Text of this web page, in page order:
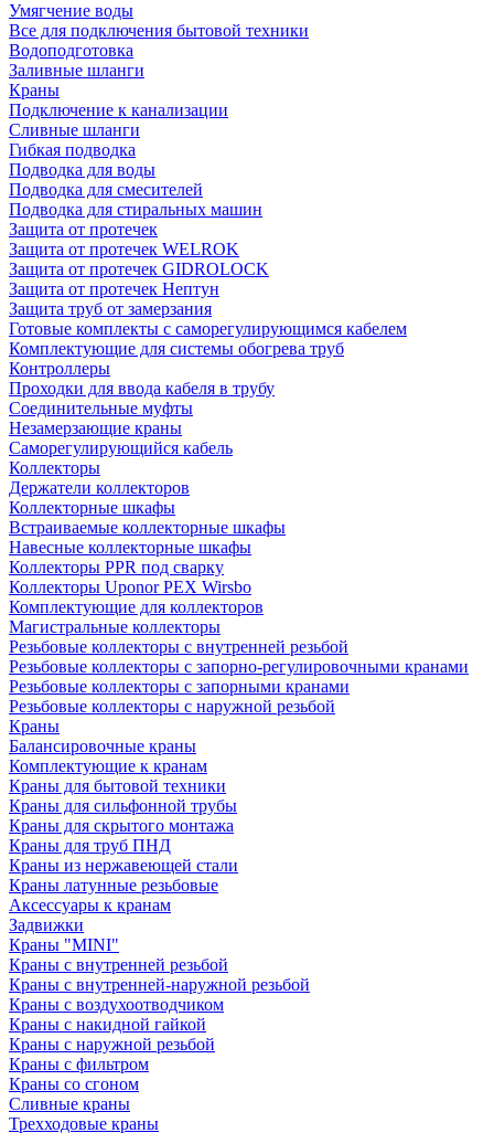
Умягчение воды
Все для подключения бытовой техники
Водоподготовка
Заливные шланги
Краны
Подключение к канализации
Сливные шланги
Гибкая подводка
Подводка для воды
Подводка для смесителей
Подводка для стиральных машин
Защита от протечек
Защита от протечек WELROK
Защита от протечек GIDROLOCK
Защита от протечек Нептун
Защита труб от замерзания
Готовые комплекты с саморегулирующимся кабелем
Комплектующие для системы обогрева труб
Контроллеры
Проходки для ввода кабеля в трубу
Соединительные муфты
Незамерзающие краны
Саморегулирующийся кабель
Коллекторы
Держатели коллекторов
Коллекторные шкафы
Встраиваемые коллекторные шкафы
Навесные коллекторные шкафы
Коллекторы PPR под сварку
Коллекторы Uponor PEX Wirsbo
Комплектующие для коллекторов
Магистральные коллекторы
Резьбовые коллекторы с внутренней резьбой
Резьбовые коллекторы с запорно-регулировочными кранами
Резьбовые коллекторы с запорными кранами
Резьбовые коллекторы с наружной резьбой
Краны
Балансировочные краны
Комплектующие к кранам
Краны для бытовой техники
Краны для сильфонной трубы
Краны для скрытого монтажа
Краны для труб ПНД
Краны из нержавеющей стали
Краны латунные резьбовые
Аксессуары к кранам
Задвижки
Краны "MINI"
Краны с внутренней резьбой
Краны с внутренней-наружной резьбой
Краны с воздухоотводчиком
Краны с накидной гайкой
Краны с наружной резьбой
Краны с фильтром
Краны со сгоном
Сливные краны
Трехходовые краны